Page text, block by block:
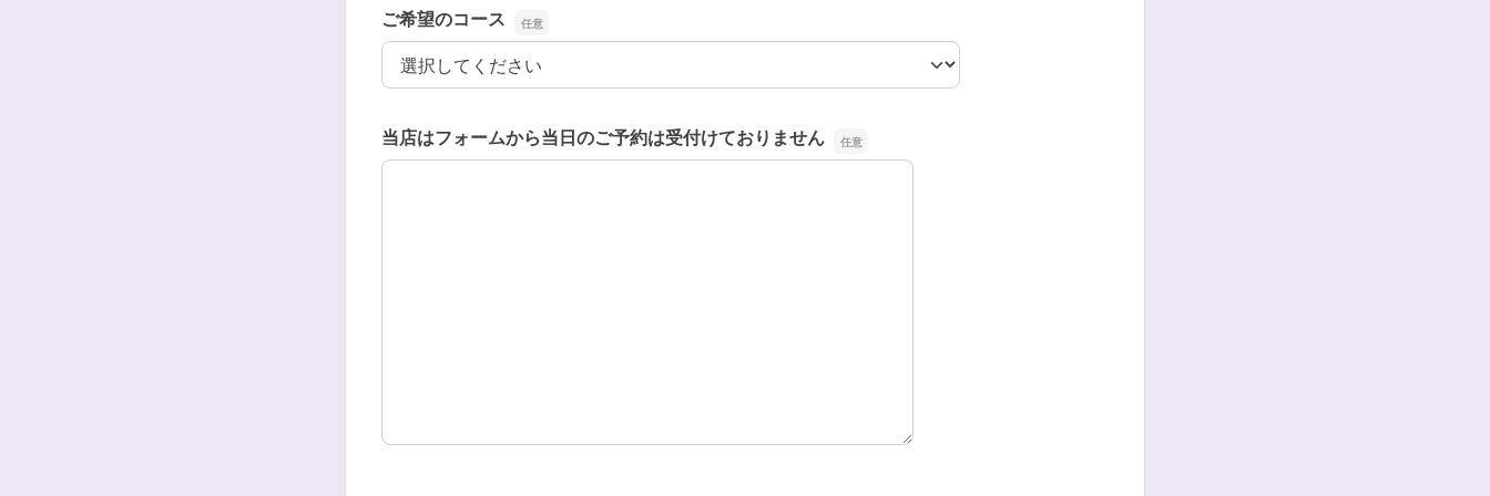
ご希望のコース
ご希望のコース
当店はフォームから当日のご予約は受付けておりません
当店はフォームから当日のご予約は受付けておりません